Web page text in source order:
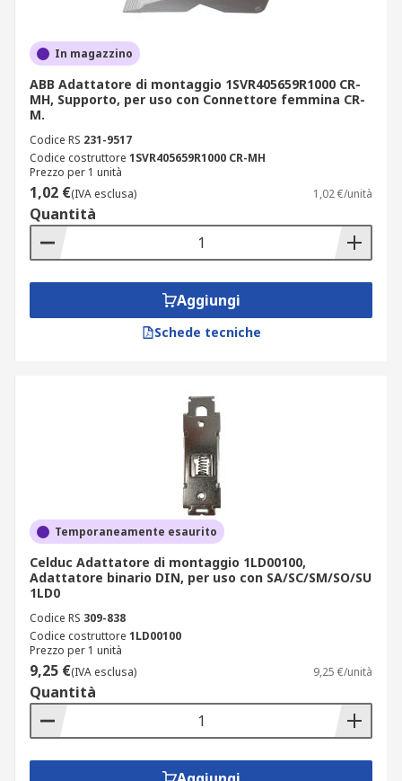
In magazzino
ABB Adattatore di montaggio 1SVR405659R1000 CR-
MH, Supporto, per uso con Connettore femmina CR-
M.
Codice RS 231-9517
Codice costruttore 1SVR405659R1000 CR-MH
Prezzo per 1 unità
1,02 €(IVA esclusa) 1,02 €/unità
Quantità
Aggiungi
Schede tecniche
Temporaneamente esaurito
Celduc Adattatore di montaggio 1LD00100,
Adattatore binario DIN, per uso con SA/SC/SM/SO/SU
1LD0
Codice RS 309-838
Codice costruttore 1LD00100
Prezzo per 1 unità
9,25 €(IVA esclusa) 9,25 €/unità
Quantità